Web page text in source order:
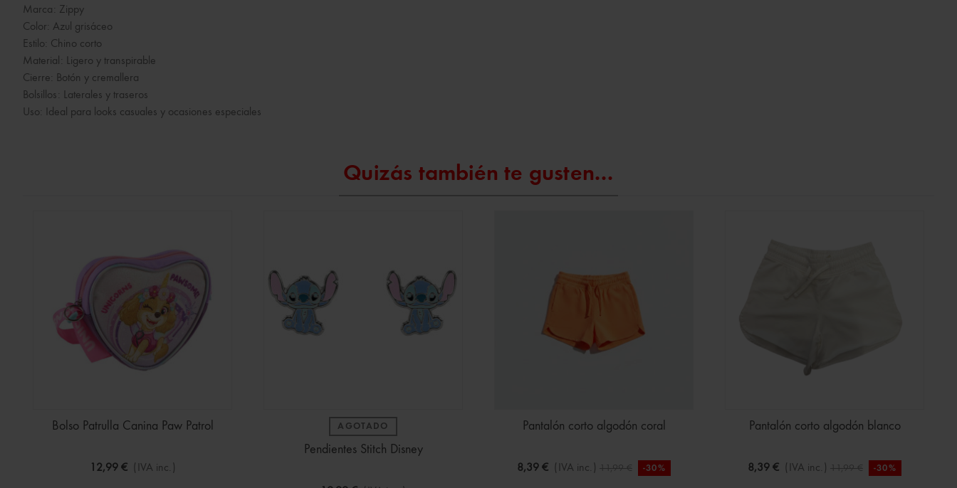
Marca: Zippy
Color: Azul grisáceo
Estilo: Chino corto
Material: Ligero y transpirable
Cierre: Botón y cremallera
Bolsillos: Laterales y traseros
Uso: Ideal para looks casuales y ocasiones especiales
Quizás también te gusten...
Bolso Patrulla Canina Paw Patrol
12,99 € (IVA inc.)
AGOTADO
Pendientes Stitch Disney
Pantalón corto algodón coral
8,39 € (IVA inc.) 11,99 € -30%
Pantalón corto algodón blanco
8,39 € (IVA inc.) 11,99 € -30%